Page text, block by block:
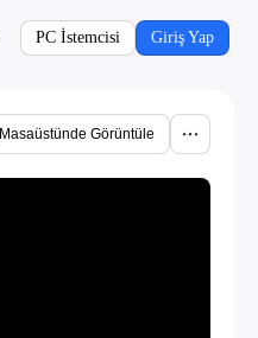
PC İstemcisi Giriş Yap
Masaüstünde Görüntüle